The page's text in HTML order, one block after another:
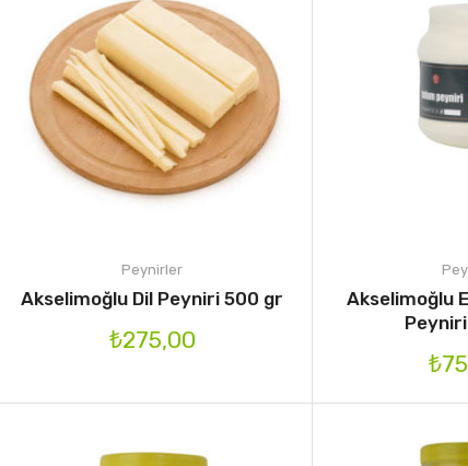
Peynirler
Akselimoğlu Dil Peyniri 500 gr
₺275,00
Akselimoğlu
₺